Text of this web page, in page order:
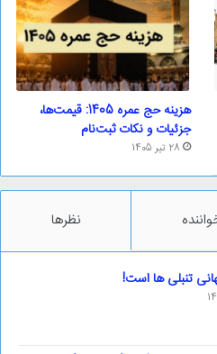
هزینه حج عمره 1405: قیمت‌ها،
جزئیات و نکات ثبت‌نام
28 تیر 1405
نظرها
تنبلی ها است!